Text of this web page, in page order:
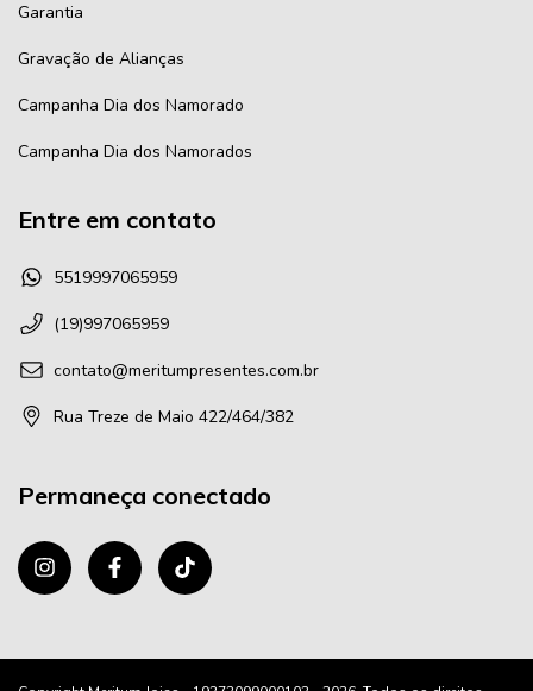
Garantia
Gravação de Alianças
Campanha Dia dos Namorado
Campanha Dia dos Namorados
Entre em contato
5519997065959
(19)997065959
contato@meritumpresentes.com.br
Rua Treze de Maio 422/464/382
Permaneça conectado